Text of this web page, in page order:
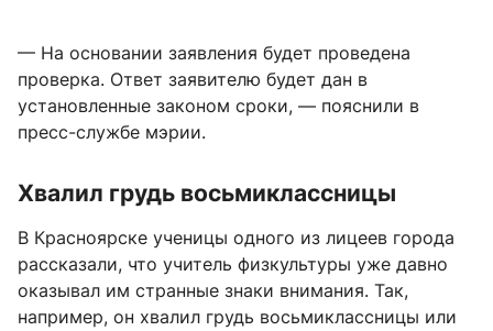
— На основании заявления будет проведена
проверка. Ответ заявителю будет дан в
установленные законом сроки, — пояснили в
пресс-службе мэрии.
Хвалил грудь восьмиклассницы
В Красноярске ученицы одного из лицеев города
рассказали, что учитель физкультуры уже давно
оказывал им странные знаки внимания. Так,
например, он хвалил грудь восьмиклассницы или